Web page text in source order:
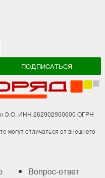
Э.О. ИНН 262902900600 ОГРН
могут отличаться от внешнего
Вопрос-ответ